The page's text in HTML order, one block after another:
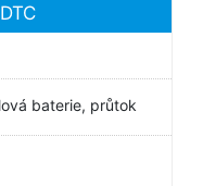
baterie, průtok